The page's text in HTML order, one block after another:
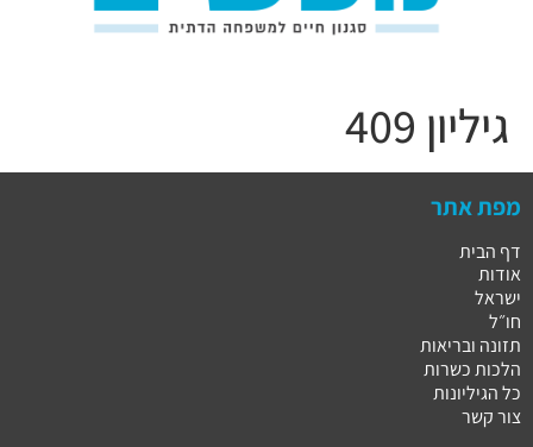
גיליון 409
מפת אתר
דף הבית
אודות
ישראל
חו״ל
תזונה ובריאות
הלכות כשרות
כל הגיליונות
צור קשר